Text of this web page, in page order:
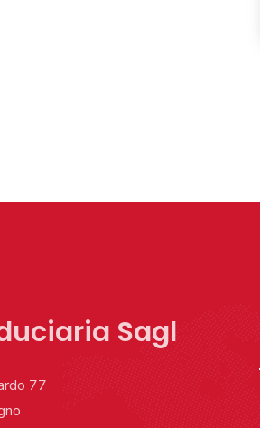
Sagl
77